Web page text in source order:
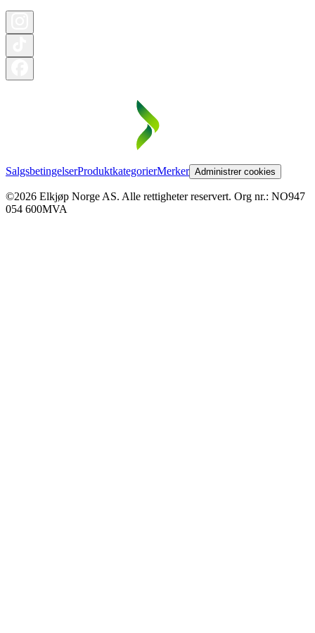
SalgsbetingelserProduktkategorierMerker Administrer cookies
©2026 Elkjøp Norge AS. Alle rettigheter reservert. Org nr.: NO947
054 600MVA